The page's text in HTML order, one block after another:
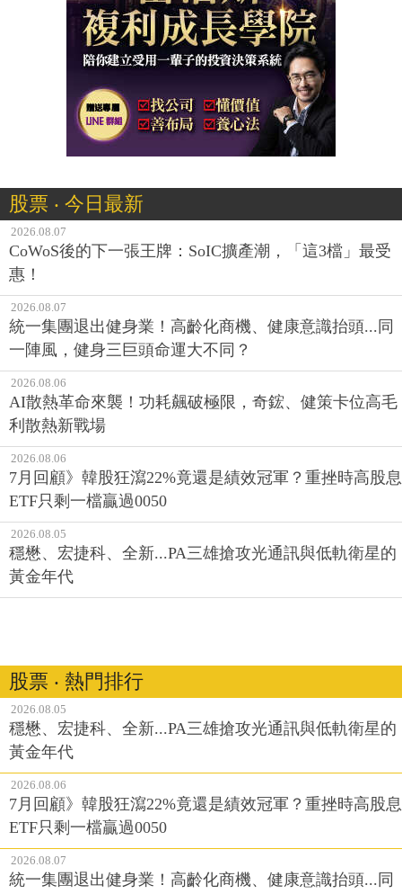
股票 ‧ 今日最新
2026.08.07
CoWoS後的下一張王牌：SoIC擴產潮，「這3檔」最受
惠！
2026.08.07
統一集團退出健身業！高齡化商機、健康意識抬頭...同
一陣風，健身三巨頭命運大不同？
2026.08.06
AI散熱革命來襲！功耗飆破極限，奇鋐、健策卡位高毛
利散熱新戰場
2026.08.06
7月回顧》韓股狂瀉22%竟還是績效冠軍？重挫時高股息
ETF只剩一檔贏過0050
2026.08.05
穩懋、宏捷科、全新...PA三雄搶攻光通訊與低軌衛星的
黃金年代
股票 ‧ 熱門排行
2026.08.05
穩懋、宏捷科、全新...PA三雄搶攻光通訊與低軌衛星的
黃金年代
2026.08.06
7月回顧》韓股狂瀉22%竟還是績效冠軍？重挫時高股息
ETF只剩一檔贏過0050
2026.08.07
統一集團退出健身業！高齡化商機、健康意識抬頭...同